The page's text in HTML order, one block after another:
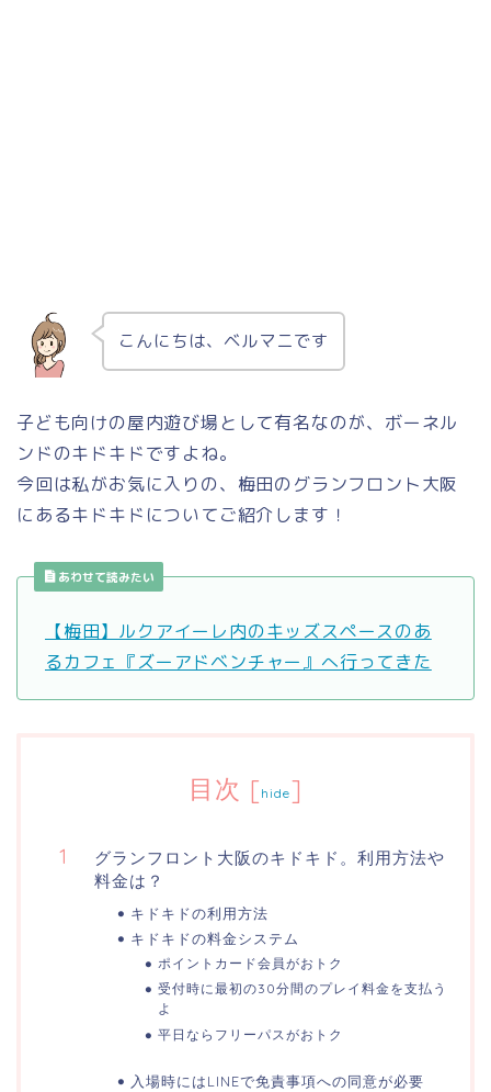
こんにちは、ベルマニです
子ども向けの屋内遊び場として有名なのが、ボーネル
ンドのキドキドですよね。
今回は私がお気に入りの、梅田のグランフロント大阪
にあるキドキドについてご紹介します！
あわせて読みたい
【梅田】ルクアイーレ内のキッズスペースのあ
るカフェ『ズーアドベンチャー』へ行ってきた
目次 [ hide]
グランフロント大阪のキドキド。利用方法や
料金は？
キドキドの利用方法
キドキドの料金システム
ポイントカード会員がおトク
受付時に最初の30分間のプレイ料金を支払う
よ
平日ならフリーパスがおトク
入場時にはLINEで免責事項への同意が必要